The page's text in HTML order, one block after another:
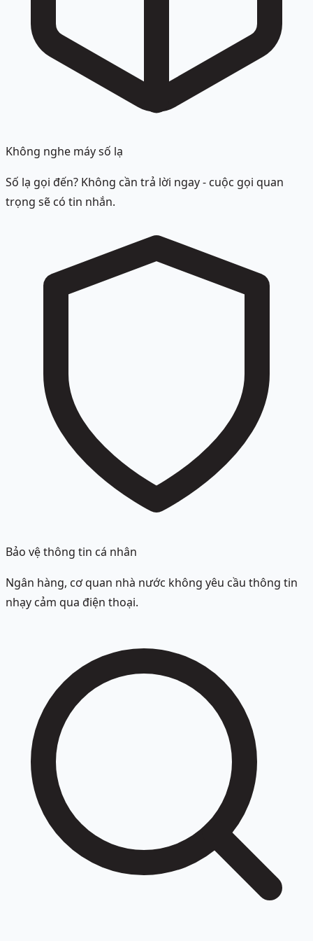
Không nghe máy số lạ
Số lạ gọi đến? Không cần trả lời ngay - cuộc gọi quan
trọng sẽ có tin nhắn.
Bảo vệ thông tin cá nhân
Ngân hàng, cơ quan nhà nước không yêu cầu thông tin
nhạy cảm qua điện thoại.